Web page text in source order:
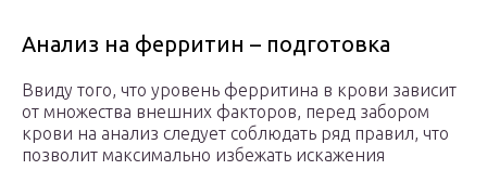
Анализ на ферритин – подготовка
Ввиду того, что уровень ферритина в крови зависит
от множества внешних факторов, перед забором
крови на анализ следует соблюдать ряд правил, что
позволит максимально избежать искажения